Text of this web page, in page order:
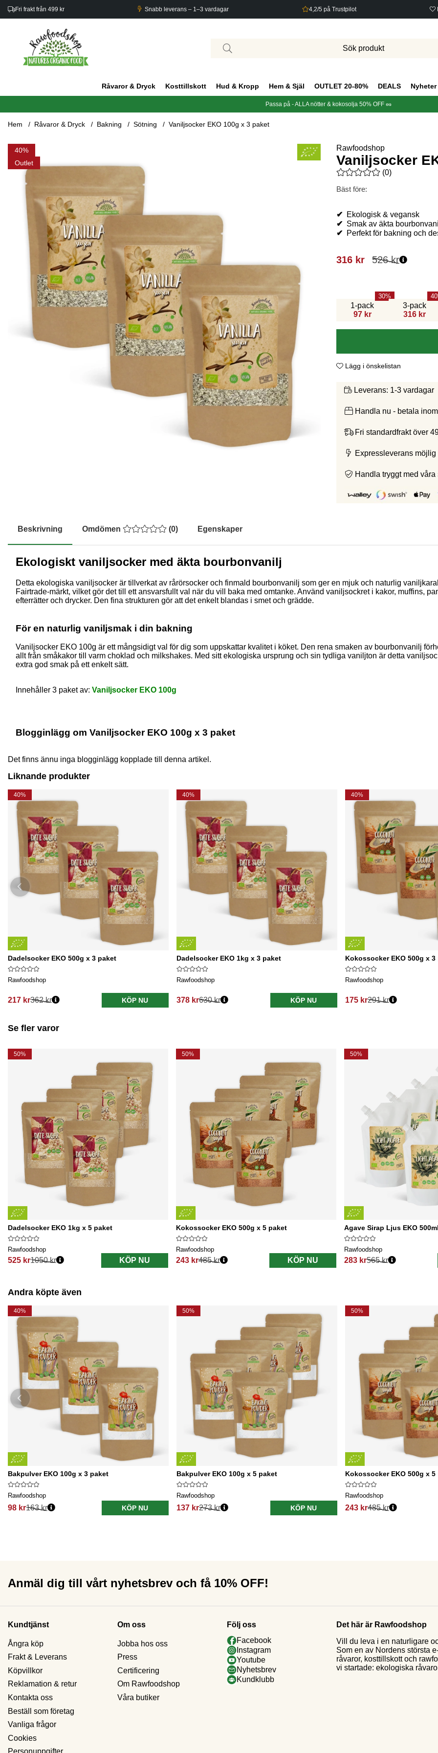
Fri frakt från 499 kr Snabb leverans – 1–3 vardagar 4,2/5 på Trustpilot
Råvaror & Dryck Kosttillskott Hud & Kropp Hem & Själ OUTLET 20-80% DEALS Nyheter
Passa på - ALLA nötter & kokosolja 50% OFF 🥜
Hem Råvaror & Dryck Bakning Sötning Vaniljsocker EKO 100g x 3 paket
40
Outlet
Produktbilder Vaniljsocker EKO 100g x 3 paket Rawfoodshop
Vaniljsocker
Medelbetyg 0 av 5 Antal
(0)
Bäst före:
✔
Ekologisk & vegansk
✔ Smak av äkta
✔ Perfekt för bakning och
526kr
316 kr
1-pack
97 kr
30
3-pack
316 kr
40
Lägg i önskelistan
Leverans: 1-3 vardagar
Handla nu - betala
Fri standardfrakt över
Expressleverans
Handla tryggt med
Beskrivning Omdömen (0) Egenskaper
Ekologiskt vaniljsocker med äkta bourbonvanilj
Detta ekologiska vaniljsocker är tillverkat av rårörsocker och finmald bourbonvanilj som ger en mjuk och naturlig
Fairtrade-märkt, vilket gör det till ett ansvarsfullt val när du vill baka med omtanke. Använd vaniljsockret i kakor, muffins,
efterrätter och drycker. Den fina strukturen gör att det enkelt blandas i smet och grädde.
För en naturlig vaniljsmak i din bakning
Vaniljsocker EKO 100g är ett mångsidigt val för dig som uppskattar kvalitet i köket. Den rena smaken av bourbonvanilj
allt från småkakor till varm choklad och milkshakes. Med sitt ekologiska ursprung och sin tydliga vaniljton är detta
extra god smak på ett enkelt sätt.
Innehåller 3 paket av: Vaniljsocker EKO 100g
Blogginlägg om Vaniljsocker EKO 100g x 3 paket
Det finns ännu inga blogginlägg kopplade till denna artikel.
Liknande produkter
40%
Dadelsocker EKO 500g x 3 paket
Rawfoodshop
217 kr362 kr KÖP NU
40%
Dadelsocker EKO 1kg x 3 paket
Rawfoodshop
378 kr630 kr KÖP NU
40%
Kokossocker EKO 500g x 3
Rawfoodshop
175 kr291 kr
Se fler varor
50%
Dadelsocker EKO 1kg x 5 paket
Rawfoodshop
525 kr
Ordinarie pris:
1050 kr KÖP NU
50%
Kokossocker EKO 500g x 5 paket
Rawfoodshop
243 kr
Ordinarie pris:
485 kr KÖP NU
50%
Agave Sirap Ljus EKO
Rawfoodshop
283 kr
Ordinarie pris:
565 kr
Andra köpte även
40%
Bakpulver EKO 100g x 3 paket
Rawfoodshop
98 kr163 kr KÖP NU
50%
Bakpulver EKO 100g x 5 paket
Rawfoodshop
137 kr273 kr KÖP NU
50%
Kokossocker EKO 500g x 5
Rawfoodshop
243 kr485 kr
Anmäl dig till vårt nyhetsbrev och få 10% OFF!
Kundtjänst
Ångra köp
Frakt & Leverans
Köpvillkor
Reklamation & retur
Kontakta oss
Beställ som företag
Vanliga frågor
Cookies
Om oss
Jobba hos oss
Press
Certificering
Om Rawfoodshop
Våra butiker
Följ oss
Facebook
Instagram
Youtube
Nyhetsbrev
Kundklubb
Det här är Rawfoodshop
Vill du leva i en naturligare
Som en av Nordens största
råvaror, kosttillskott och
vi startade: ekologiska